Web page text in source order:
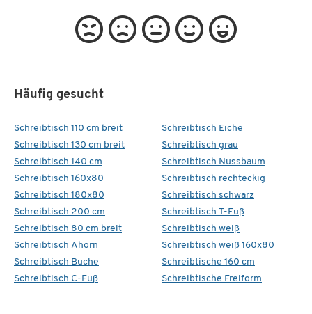
Häufig gesucht
Schreibtisch 110 cm breit
Schreibtisch 130 cm breit
Schreibtisch 140 cm
Schreibtisch 160x80
Schreibtisch 180x80
Schreibtisch 200 cm
Schreibtisch 80 cm breit
Schreibtisch Ahorn
Schreibtisch Buche
Schreibtisch C-Fuß
Schreibtisch Eiche
Schreibtisch grau
Schreibtisch Nussbaum
Schreibtisch rechteckig
Schreibtisch schwarz
Schreibtisch T-Fuß
Schreibtisch weiß
Schreibtisch weiß 160x80
Schreibtische 160 cm
Schreibtische Freiform